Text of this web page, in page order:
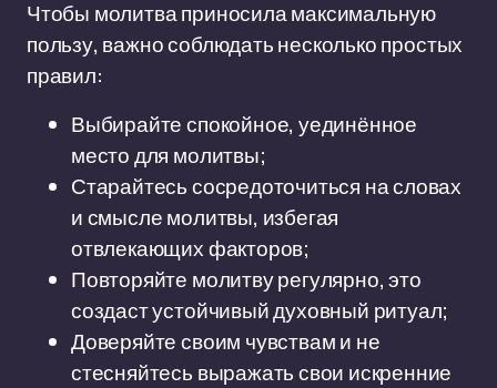
Чтобы молитва приносила максимальную
пользу, важно соблюдать несколько простых
правил:
Выбирайте спокойное, уединённое
место для молитвы;
Старайтесь сосредоточиться на словах
и смысле молитвы, избегая
отвлекающих факторов;
Повторяйте молитву регулярно, это
создаст устойчивый духовный ритуал;
Доверяйте своим чувствам и не
стесняйтесь выражать свои искренние